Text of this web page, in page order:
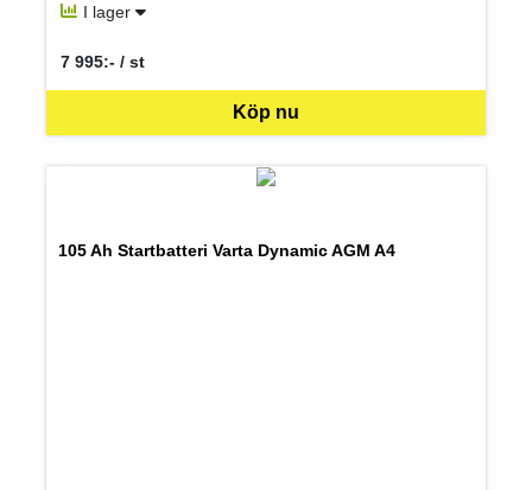
I lager
Köp nu
7 995:- / st
SEK per ST
105 Ah Startbatteri Varta Dynamic AGM A4